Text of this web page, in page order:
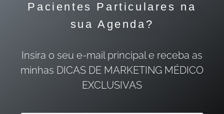
Pacientes Particulares na
sua Agenda?
Insira o seu e-mail principal e receba as
minhas DICAS DE MARKETING MÉDICO
EXCLUSIVAS